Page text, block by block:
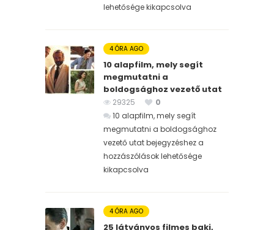
lehetősége kikapcsolva
4 ÓRA AGO
10 alapfilm, mely segít
megmutatni a
boldogsághoz vezető utat
29325
0
10 alapfilm, mely segít
megmutatni a boldogsághoz
vezető utat bejegyzéshez a
hozzászólások lehetősége
kikapcsolva
4 ÓRA AGO
25 látványos filmes baki,